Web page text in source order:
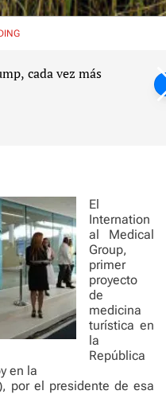
w
c
e
e
cada vez más
El
Internation
al Medical
Group,
primer
proyecto
de
medicina
turística en
la
República
en la
por el presidente de esa